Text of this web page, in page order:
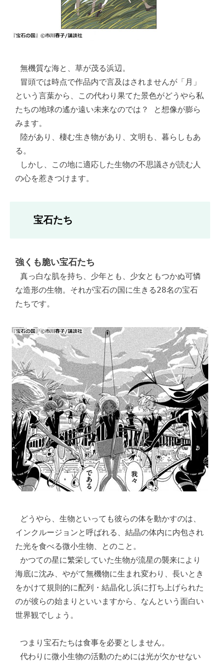
無機質な海と、草が茂る浜辺。
という言葉から、この代わり果てた景色がどうやら私
たちの地球の遙か遠い未来なのでは？ と想像が膨ら
みます。
る。
の心を惹きつけます。
宝石たち
強くも脆い宝石たち
真っ白な肌を持ち、少年とも、少女ともつかぬ可憐
な造形の生物。それが宝石の国に生きる28名の宝石
たちです。
インクルージョンと呼ばれる、結晶の体内に内包され
た光を食べる微小生物、とのこと。
かつての星に繁栄していた生物が流星の襲来により
海底に沈み、やがて無機物に生まれ変わり、長いとき
をかけて規則的に配列・結晶化し浜に打ち上げられた
のが彼らの始まりといいますから、なんという面白い
世界観でしょう。
つまり宝石たちは食事を必要としません。
代わりに微小生物の活動のためには光が欠かせない